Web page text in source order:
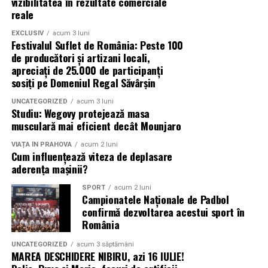
În multe cazuri, cea mai eficientă abordare este să
folosești ambele tipuri, deoarece se
reciprocși oferă o înțelegere completă a proiectului.
Când Randările Exterioare Sunt Mai
Importante
Randările exterioare devin mai importante atunci când
accentul cade pe prezentarea design-ului clădirii, a
fațadei, materialelor și relației cu împrejurimile.
marketing, în promovarea imobiliară, în prezentările
publice și la aprobările clienților, undeprima impresie
joacă un rol decisiv. Sunt esențiale și atunci când
puternic deciziile.
reale
EXCLUSIV acum 3 luni
Festivalul Suflet de România: Peste 100
de producători și artizani locali,
apreciați de 25.000 de participanți
sosiți pe Domeniul Regal Săvârșin
UNCATEGORIZED acum 3 luni
Studiu: Wegovy protejează masa
musculară mai eficient decât Mounjaro
VIAȚA ÎN PRAHOVA acum 2 luni
Cum influențează viteza de deplasare
aderența mașinii?
SPORT acum 2 luni
Campionatele Naționale de Padbol
confirmă dezvoltarea acestui sport în
România
UNCATEGORIZED acum 3 săptămâni
MAREA DESCHIDERE NIBIRU, azi 16 IULIE!